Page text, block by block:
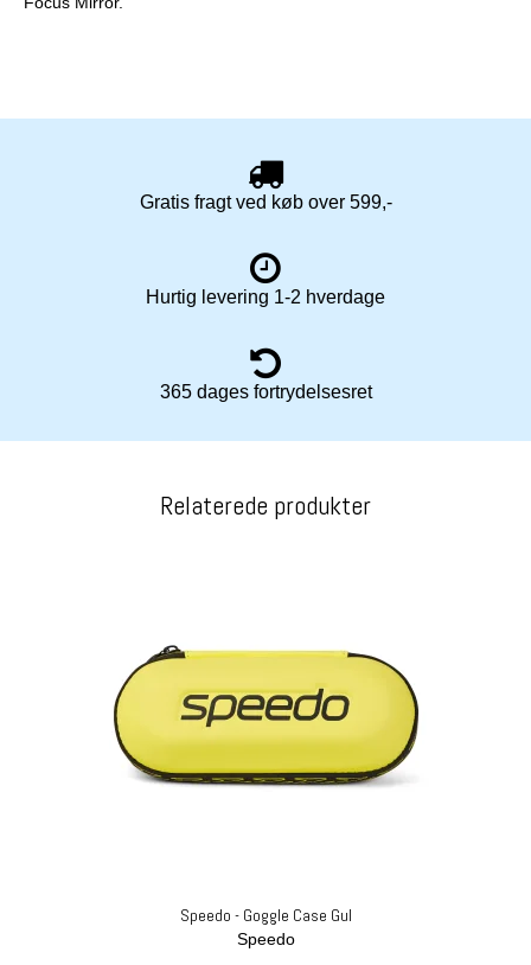
Gratis fragt ved køb over 599,-
Hurtig levering 1-2 hverdage
365 dages fortrydelsesret
Relaterede produkter
Speedo - Goggle Case Gul
Speedo